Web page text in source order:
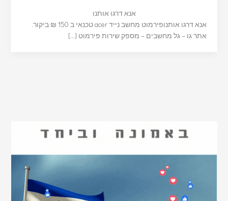
אנא דרגו אותנו
אנא דרגו אותנופירמוט מחשב נייד acer טכנאי ב 150 ₪ ביקור.
אתר גו – גל מחשבים – מספק שירות פירמוט […]